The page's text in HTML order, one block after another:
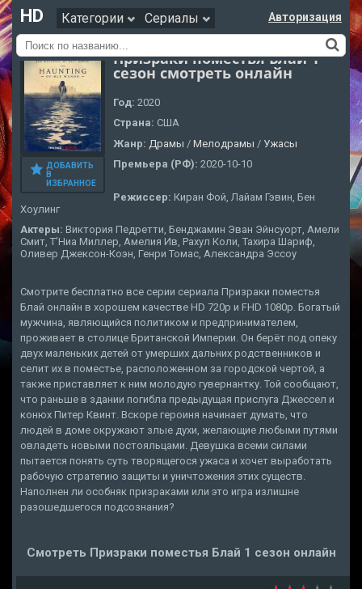
HD Категории Сериалы Авторизация
ДОБАВИТЬ
В
ИЗБРАННОЕ
Призраки поместья Блай 1
сезон смотреть онлайн
Год: 2020
Страна: США
Жанр: Драмы / Мелодрамы / Ужасы
Премьера (РФ): 2020-10-10
Режиссер: Киран Фой, Лайам Гэвин, Бен
Хоулинг
Актеры: Виктория Педретти, Бенджамин Эван Эйнсуорт, Амели
Смит, Т’Ниа Миллер, Амелия Ив, Рахул Коли, Тахира Шариф,
Оливер Джексон-Коэн, Генри Томас, Александра Эссоу
Смотрите бесплатно все серии сериала Призраки поместья
Блай онлайн в хорошем качестве HD 720p и FHD 1080p. Богатый
мужчина, являющийся политиком и предпринимателем,
проживает в столице Британской Империи. Он берёт под опеку
двух маленьких детей от умерших дальних родственников и
селит их в поместье, расположенном за городской чертой, а
также приставляет к ним молодую гувернантку. Той сообщают,
что раньше в здании погибла предыдущая прислуга Джессел и
конюх Питер Квинт. Вскоре героиня начинает думать, что
людей в доме окружают злые духи, желающие любыми путями
овладеть новыми постояльцами. Девушка всеми силами
пытается понять суть творящегося ужаса и хочет выработать
рабочую стратегию защиты и уничтожения этих существ.
Наполнен ли особняк призраками или это игра излишне
разошедшегося подсознания?
Смотреть Призраки поместья Блай 1 сезон онлайн